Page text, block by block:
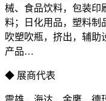
械、食品饮料，包装印
料；日化用品，塑料制
吹塑吹瓶，挤出，辅助
产品…
◆ 展商代表